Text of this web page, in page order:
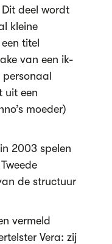
deel wordt
kleine
titel
van een ik-
uit een
moeder)
2003 spelen
de structuur
vermeld
Vera: zij